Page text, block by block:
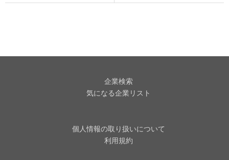
企業検索
気になる企業リスト
個人情報の取り扱いについて
利用規約